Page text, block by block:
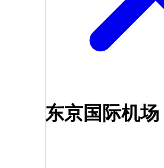
东京国际机场